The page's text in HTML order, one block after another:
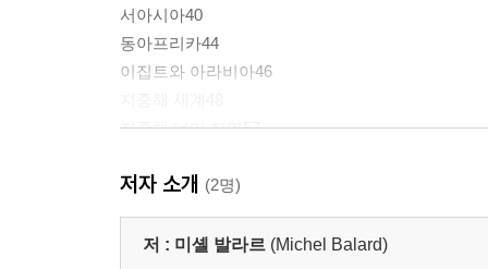
서아시아40
동아프리카44
이집트와 아라비아46
지중해 너머 지역57
2. 동양에서 서양으로 이어진 향신료 교역61
아시아 교역망62
저자 소개 (2명)
저 : 미셸 발라르 (Michel Balard)